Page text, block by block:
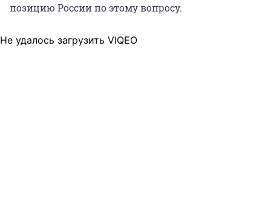
позицию России по этому вопросу.
Не удалось загрузить VIQEO